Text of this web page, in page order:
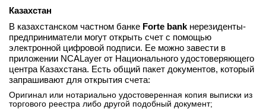
Казахстан
В казахстанском частном банке Forte bank нерезиденты-
предприниматели могут открыть счет с помощью
электронной цифровой подписи. Ее можно завести в
приложении NCALayer от Национального удостоверяющего
центра Казахстана. Есть общий пакет документов, который
запрашивают для открытия счета:
Оригинал или нотариально удостоверенная копия выписки из
торгового реестра либо другой подобный документ;